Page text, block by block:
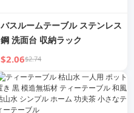
バスルームテーブル ステンレス
鋼 洗面台 収納ラック
$2.06$2.74